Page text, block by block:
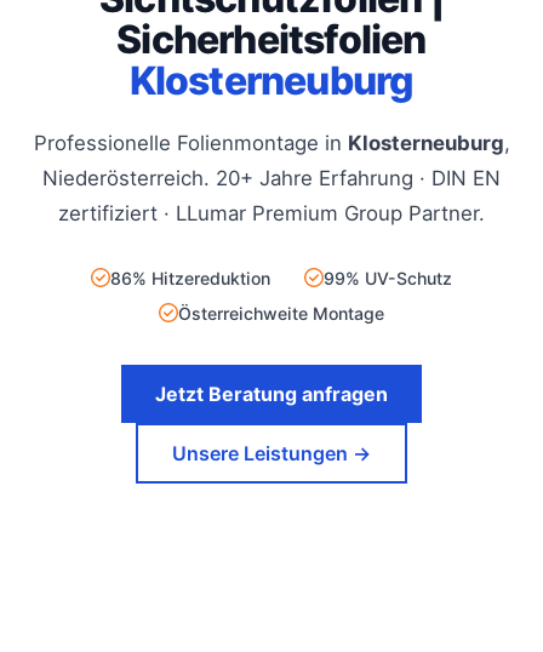
Sicherheitsfolien
Klosterneuburg
Professionelle Folienmontage in Klosterneuburg,
Niederösterreich. 20+ Jahre Erfahrung · DIN EN
zertifiziert · LLumar Premium Group Partner.
86% Hitzereduktion
99% UV-Schutz
Österreichweite Montage
Jetzt Beratung anfragen
Unsere Leistungen →